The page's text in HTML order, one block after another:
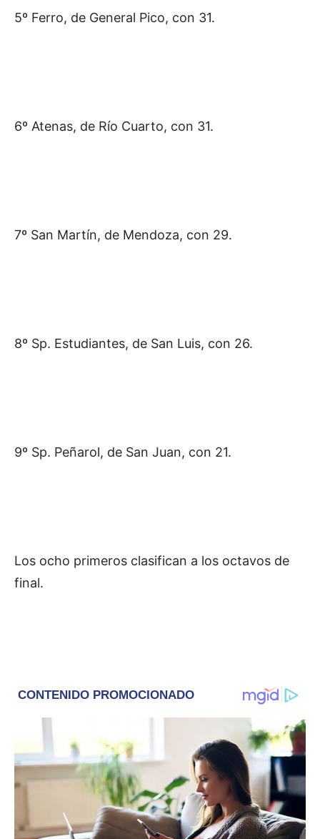
5º Ferro, de General Pico, con 31.
6º Atenas, de Río Cuarto, con 31.
7º San Martín, de Mendoza, con 29.
8º Sp. Estudiantes, de San Luis, con 26.
9º Sp. Peñarol, de San Juan, con 21.
Los ocho primeros clasifican a los octavos de
final.